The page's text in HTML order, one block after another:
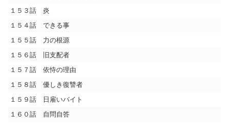
１５３話 炎
１５４話 できる事
１５５話 力の根源
１５６話 旧支配者
１５７話 依恃の理由
１５８話 優しき復讐者
１５９話 日雇いバイト
１６０話 自問自答